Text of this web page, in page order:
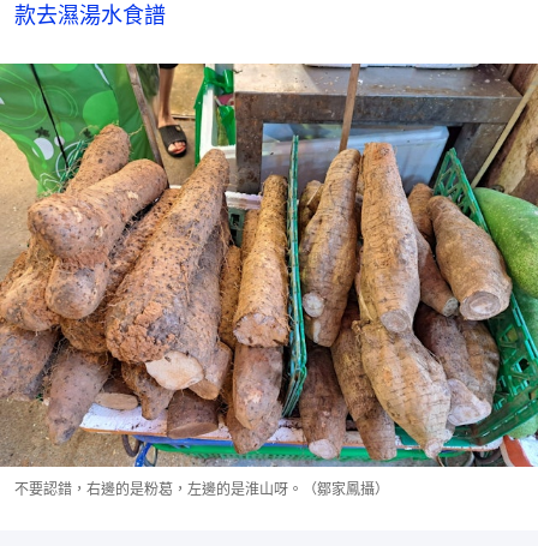
款去濕湯水食譜
不要認錯，右邊的是粉葛，左邊的是淮山呀。（鄒家鳳攝）